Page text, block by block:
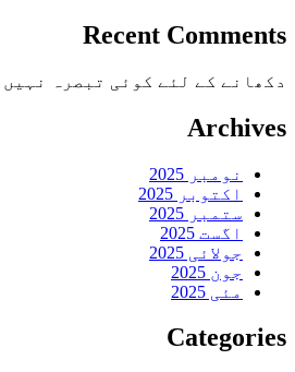
Recent Comments
دکھانے کے لئے کوئی تبصرہ نہیں۔
Archives
نومبر 2025
اکتوبر 2025
ستمبر 2025
اگست 2025
جولائی 2025
جون 2025
مئی 2025
Categories